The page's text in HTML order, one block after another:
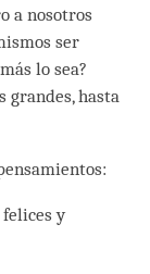
a nosotros
ser
lo sea?
grandes, hasta
y